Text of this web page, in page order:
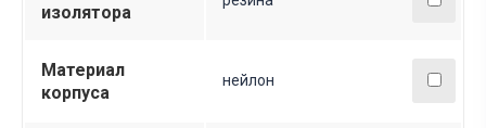
изолятора
Материал
корпуса
нейлон